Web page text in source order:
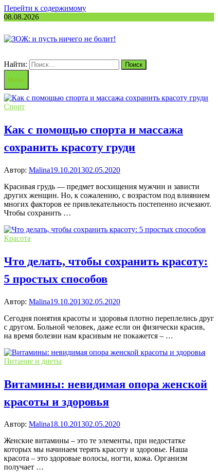
Перейти к содержимому
08.08.2026
Найти:
Меню
Спорт
Как с помощью спорта и массажа
сохранить красоту груди
Автор: Malina19.10.201302.05.2020
Красивая грудь — предмет восхищения мужчин и зависти
других женщин. Но, к сожалению, с возрастом под влиянием
многих факторов ее привлекательность постепенно исчезают.
Чтобы сохранить …
Красота
Что делать, чтобы сохранить красоту:
5 простых способов
Автор: Malina19.10.201302.05.2020
Сегодня понятия красоты и здоровья плотно переплелись друг
с другом. Больной человек, даже если он физически красив,
на время болезни нам красивым не покажется – …
Питание и диеты
Витамины: невидимая опора женской
красоты и здоровья
Автор: Malina18.10.201302.05.2020
Женские витамины – это те элементы, при недостатке
которых мы начинаем терять красоту и здоровье. Наша
красота – это здоровые волосы, ногти, кожа. Организм
получает …